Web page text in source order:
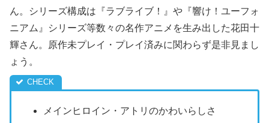
ん。シリーズ構成は『ラブライブ！』や『響け！ユーフォ
ニアム』シリーズ等数々の名作アニメを生み出した花田十
輝さん。原作未プレイ・プレイ済みに関わらず是非見まし
ょう。
メインヒロイン・アトリのかわいらしさ